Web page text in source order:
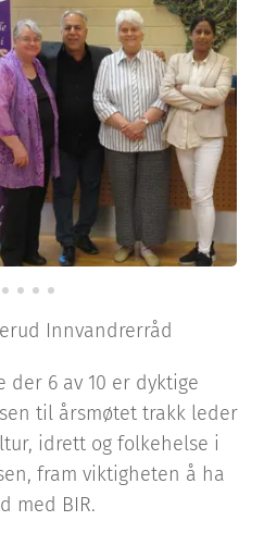
Innvandrerråd
der 6 av 10 er dyktige
til årsmøtet trakk leder
idrett og folkehelse i
fram viktigheten å ha
med BIR.